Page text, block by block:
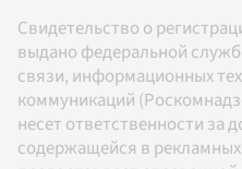
Свидетельство о
выдано федеральной
связи, информационных
коммуникаций
несет ответственности за
содержащейся в